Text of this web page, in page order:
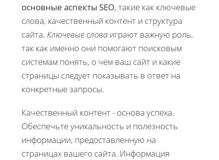
основные аспекты SEO, такие как ключевые
слова, качественный контент и структура
сайта. Ключевые слова играют важную роль,
так как именно они помогают поисковым
системам понять, о чем ваш сайт и какие
страницы следует показывать в ответ на
конкретные запросы.
Качественный контент - основа успеха.
Обеспечьте уникальность и полезность
информации, предоставленную на
страницах вашего сайта. Информация